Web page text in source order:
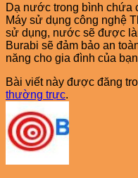
Dạ nước trong bình chứa
Máy sử dụng công nghệ
sử dụng, nước sẽ được
Burabi sẽ đảm bảo an
năng cho gia đình của
Bài viết này được đăng
thường trực.